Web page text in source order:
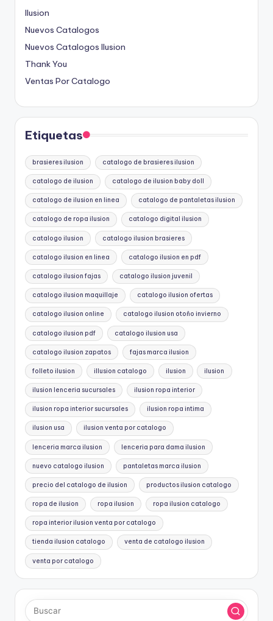
Ilusion
Nuevos Catalogos
Nuevos Catalogos Ilusion
Thank You
Ventas Por Catalogo
Etiquetas
brasieres ilusion catalogo de brasieres ilusion
catalogo de ilusion catalogo de ilusion baby doll
catalogo de ilusion en linea catalogo de pantaletas ilusion
catalogo de ropa ilusion catalogo digital ilusion
catalogo ilusion catalogo ilusion brasieres
catalogo ilusion en linea catalogo ilusion en pdf
catalogo ilusion fajas catalogo ilusion juvenil
catalogo ilusion maquillaje catalogo ilusion ofertas
catalogo ilusion online catalogo ilusion otoño invierno
catalogo ilusion pdf catalogo ilusion usa
catalogo ilusion zapatos fajas marca ilusion
folleto ilusion illusion catalogo ilusion ilusion
ilusion lenceria sucursales ilusion ropa interior
ilusion ropa interior sucursales ilusion ropa intima
ilusion usa ilusion venta por catalogo
lenceria marca ilusion lenceria para dama ilusion
nuevo catalogo ilusion pantaletas marca ilusion
precio del catalogo de ilusion productos ilusion catalogo
ropa de ilusion ropa ilusion ropa ilusion catalogo
ropa interior ilusion venta por catalogo
tienda ilusion catalogo venta de catalogo ilusion
venta por catalogo